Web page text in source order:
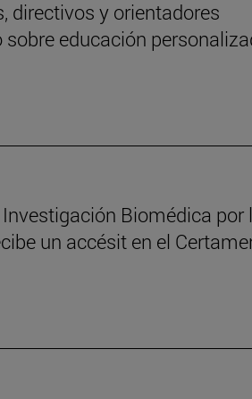
directivos y orientadores
educación
Biomédica por
un accésit en el